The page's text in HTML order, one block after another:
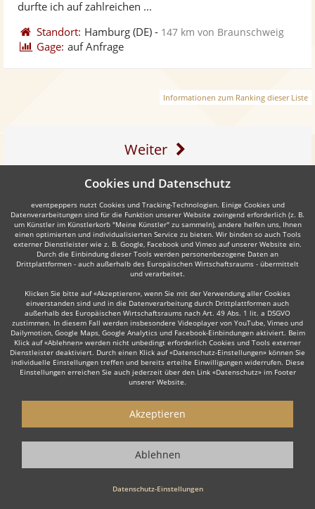
durfte ich auf zahlreichen ...
Standort: Hamburg (DE) - 147 km von Braunschweig
Gage: auf Anfrage
Informationen zum Ranking dieser Liste
Weiter
Auch interessant:
Hochzeits DJ Rock
Wie funktioniert's?
Starten Sie mit dem Button 'Kostenlos anfragen' eine Anfrage an die für
2. Angebote erhalten & Details besprechen
Sie erhalten Angebote Ihrer angefragten DJs. Nutzen Sie die Funktionen
Cookies und Datenschutz
eventpeppers nutzt Cookies und Tracking-Technologien. Einige Cookies und
Datenverarbeitungen sind für die Funktion unserer Website zwingend erforderlich (z. B.
um Künstler im Künstlerkorb "Meine Künstler" zu sammeln), andere helfen uns, Ihnen
einen optimierten und individualisierten Service zu bieten. Wir binden so auch Tools
externer Dienstleister wie z. B. Google, Facebook und Vimeo auf unserer Website ein.
Durch die Einbindung dieser Tools werden personenbezogene Daten an
Drittplattformen - auch außerhalb des Europäischen Wirtschaftsraums - übermittelt
und verarbeitet.
Klicken Sie bitte auf «Akzeptieren», wenn Sie mit der Verwendung aller Cookies
einverstanden sind und in die Datenverarbeitung durch Drittplattformen auch
außerhalb des Europäischen Wirtschaftsraums nach Art. 49 Abs. 1 lit. a DSGVO
zustimmen. In diesem Fall werden insbesondere Videoplayer von YouTube, Vimeo und
Dailymotion, Google Maps, Google Analytics und Facebook-Einbindungen aktiviert. Beim
Klick auf «Ablehnen» werden nicht unbedingt erforderlich Cookies und Tools externer
Dienstleister deaktiviert. Durch einen Klick auf «Datenschutz-Einstellungen» können Sie
individuelle Einstellungen treffen und bereits erteilte Einwilligungen widerrufen. Diese
Einstellungen erreichen Sie auch jederzeit über den Link «Datenschutz» im Footer
unserer Website.
Datenschutz-Einstellungen
Akzeptieren
Ablehnen